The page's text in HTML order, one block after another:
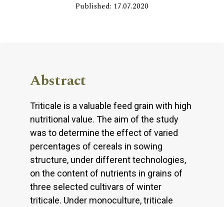
Published: 17.07.2020
Abstract
Triticale is a valuable feed grain with high
nutritional value. The aim of the study
was to determine the effect of varied
percentages of cereals in sowing
structure, under different technologies,
on the content of nutrients in grains of
three selected cultivars of winter
triticale. Under monoculture, triticale